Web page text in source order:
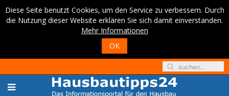
Diese Seite benutzt Cookies, um den Service zu verbessern. Durch
die Nutzung dieser Website erklären Sie sich damit einverstanden.
Mehr Informationen
OK